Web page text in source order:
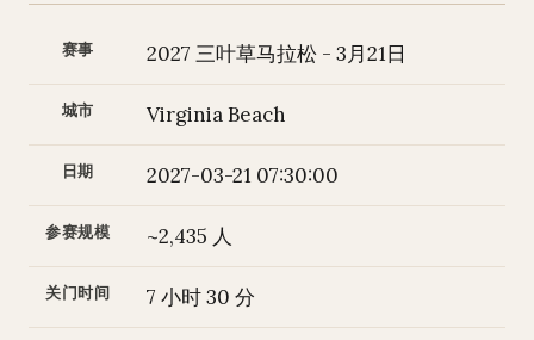
赛事 2027 三叶草马拉松 - 3月21日
城市 Virginia Beach
日期 2027-03-21 07:30:00
参赛规模 ~2,435 人
关门时间 7 小时 30 分